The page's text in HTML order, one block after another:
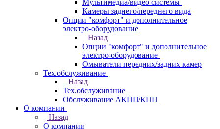
Мультимедиа/видео системы
Камеры заднего/переднего вида
Опции "комфорт" и дополнительное
электро-оборудование
Назад
Опции "комфорт" и дополнительное
электро-оборудование
Омыватели передних/задних камер
Тех.обслуживание
Назад
Тех.обслуживание
Обслуживание АКПП/КПП
О компании
Назад
О компании